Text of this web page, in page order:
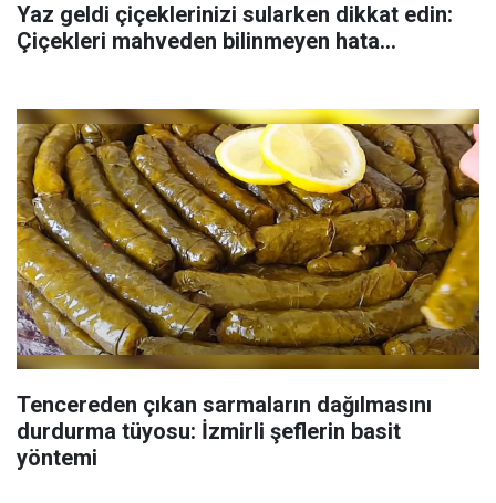
Yaz geldi çiçeklerinizi sularken dikkat edin:
Çiçekleri mahveden bilinmeyen hata...
Tencereden çıkan sarmaların dağılmasını
durdurma tüyosu: İzmirli şeflerin basit
yöntemi